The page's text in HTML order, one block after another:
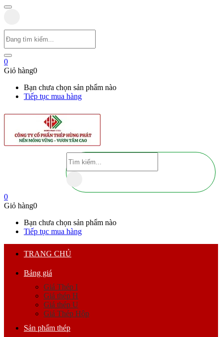
0
Giỏ hàng0
Bạn chưa chọn sản phẩm nào
Tiếp tục mua hàng
0
Giỏ hàng0
Bạn chưa chọn sản phẩm nào
Tiếp tục mua hàng
TRANG CHỦ
Bảng giá
Giá Thép I
Giá thép H
Giá thép U
Giá Thép Hộp
Sản phẩm thép